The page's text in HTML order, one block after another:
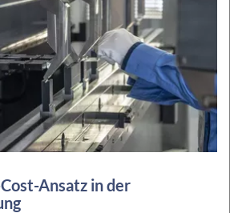
Ansatz in der